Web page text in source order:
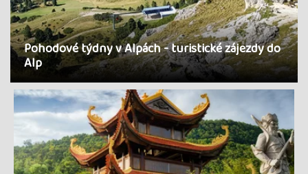
Pohodové týdny v Alpách - turistické zájezdy do
Alp